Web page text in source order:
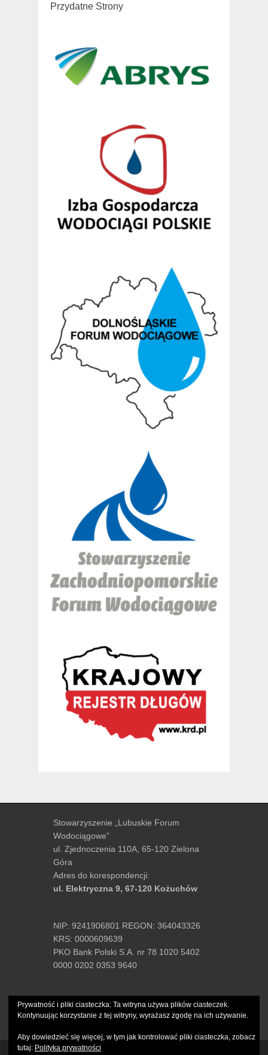
Przydatne Strony
Stowarzyszenie „Lubuskie Forum
Wodociągowe”
ul. Zjednoczenia 110A, 65-120 Zielona
Góra
Adres do korespondencji:
ul. Elektryczna 9, 67-120 Kożuchów
NIP: 9241906801 REGON: 364043326
KRS: 0000609639
PKO Bank Polski S.A. nr 78 1020 5402
0000 0202 0353 9640
tel.:+48 502-489-061
e-mail:biuro@lfw.com.pl
Copyright © 2026Lubuskie Forum Wodociągowe
Prywatność i pliki ciasteczka: Ta witryna używa plików ciasteczek.
Kontynuując korzystanie z tej witryny, wyrażasz zgodę na ich używanie.
Aby dowiedzieć się więcej, w tym jak kontrolować pliki ciasteczka, zobacz
tutaj: Polityka prywatności